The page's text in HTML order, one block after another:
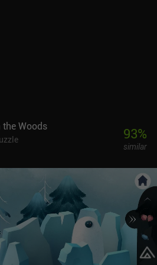
de 4,99 $ sin anuncios ni iAP.
todo el mundo, pero su
me pareció perfecta para
the Woods 93%
similar